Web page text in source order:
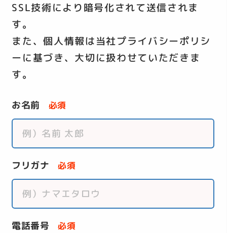
SSL技術により暗号化されて送信されま
す。
また、個人情報は当社プライバシーポリシ
ーに基づき、大切に扱わせていただきま
す。
お名前 必須
フリガナ 必須
電話番号 必須